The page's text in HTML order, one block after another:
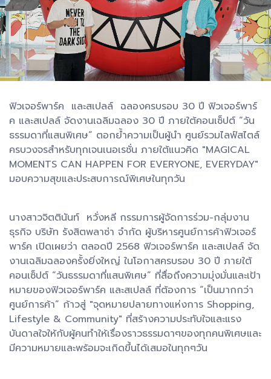
ฟิวเจอร์พาร์ค และสเปลล์ ฉลองครบรอบ 30 ปี ฟิวเจอร์พาร์
ค และสเปลล์ จัดงานเฉลิมฉลอง 30 ปี ภายใต้คอนเซ็ปต์ “วัน
ธรรมดาที่แสนพิเศษ” ตอกย้ำความเป็นผู้นำ ศูนย์รวมไลฟ์สไตล์
ครบวงจรสำหรับทุกเจนเนอเรชั่น ภายใต้แนวคิด "MAGICAL
MOMENTS CAN HAPPEN FOR EVERYONE, EVERYDAY"
มอบความสุขและประสบการณ์พิเศษในทุกวัน
นางสาวจิตตินันท์ หวั่งหลี กรรมการผู้จัดการร่วม-กลุ่มงาน
ธุรกิจ บริษัท รังสิตพลาซ่า จำกัด ผู้บริหารศูนย์การค้าฟิวเจอร์
พาร์ค เปิดเผยว่า ตลอดปี 2568 ฟิวเจอร์พาร์ค และสเปลล์ จัด
งานเฉลิมฉลองครั้งยิ่งใหญ่ ในโอกาสครบรอบ 30 ปี ภายใต้
คอนเซ็ปต์ “วันธรรมดาที่แสนพิเศษ” ที่สื่อถึงความมุ่งมั่นและเป้า
หมายของฟิวเจอร์พาร์ค และสเปลล์ ที่ต้องการ “เป็นมากกว่า
ศูนย์การค้า” ก้าวสู่ "จุดหมายปลายทางแห่งการ Shopping,
Lifestyle & Community" ที่สร้างความประทับใจและแรง
บันดาลใจให้กับผู้คนทำให้เรื่องราวธรรมดาๆของทุกคนพิเศษและ
มีความหมายและพร้อมจะเกิดขึ้นได้เสมอในทุกๆวัน